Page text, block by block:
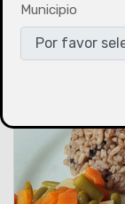
Municipio